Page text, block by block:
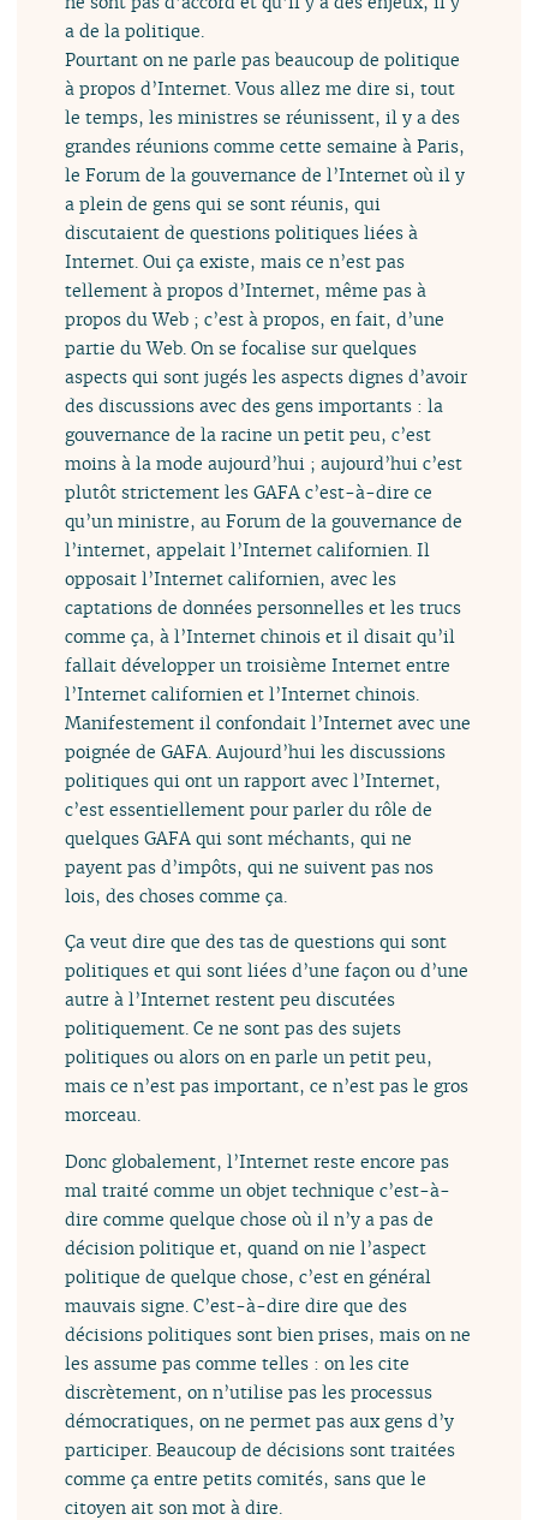
a de la politique.
Pourtant on ne parle pas beaucoup de politique
à propos d’Internet. Vous allez me dire si, tout
le temps, les ministres se réunissent, il y a des
grandes réunions comme cette semaine à Paris,
le Forum de la gouvernance de l’Internet où il y
a plein de gens qui se sont réunis, qui
discutaient de questions politiques liées à
Internet. Oui ça existe, mais ce n’est pas
tellement à propos d’Internet, même pas à
propos du Web ; c’est à propos, en fait, d’une
partie du Web. On se focalise sur quelques
aspects qui sont jugés les aspects dignes d’avoir
des discussions avec des gens importants : la
gouvernance de la racine un petit peu, c’est
moins à la mode aujourd’hui ; aujourd’hui c’est
plutôt strictement les GAFA c’est-à-dire ce
qu’un ministre, au Forum de la gouvernance de
l’internet, appelait l’Internet californien. Il
opposait l’Internet californien, avec les
captations de données personnelles et les trucs
comme ça, à l’Internet chinois et il disait qu’il
fallait développer un troisième Internet entre
l’Internet californien et l’Internet chinois.
Manifestement il confondait l’Internet avec une
poignée de GAFA. Aujourd’hui les discussions
politiques qui ont un rapport avec l’Internet,
c’est essentiellement pour parler du rôle de
quelques GAFA qui sont méchants, qui ne
payent pas d’impôts, qui ne suivent pas nos
lois, des choses comme ça.
Ça veut dire que des tas de questions qui sont
politiques et qui sont liées d’une façon ou d’une
autre à l’Internet restent peu discutées
politiquement. Ce ne sont pas des sujets
politiques ou alors on en parle un petit peu,
mais ce n’est pas important, ce n’est pas le gros
morceau.
Donc globalement, l’Internet reste encore pas
mal traité comme un objet technique c’est-à-
dire comme quelque chose où il n’y a pas de
décision politique et, quand on nie l’aspect
politique de quelque chose, c’est en général
mauvais signe. C’est-à-dire dire que des
décisions politiques sont bien prises, mais on ne
les assume pas comme telles : on les cite
discrètement, on n’utilise pas les processus
démocratiques, on ne permet pas aux gens d’y
participer. Beaucoup de décisions sont traitées
comme ça entre petits comités, sans que le
citoyen ait son mot à dire.